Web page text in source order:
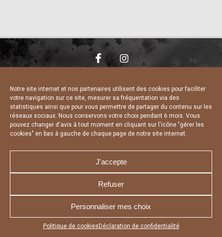
Notre site internet et nos partenaires utilisent des cookies pour faciliter
votre navigation sur ce site, mesurer sa fréquentation via des
statistiques ainsi que pour vous permettre de partager du contenu sur les
réseaux sociaux. Nous conservons votre choix pendant 6 mois. Vous
pouvez changer d'avis à tout moment en cliquant sur l'icône "gérer les
cookies" en bas à gauche de chaque page de notre site internet.
J'accepte
Refuser
Personnaliser mes choix
Politique de cookies Déclaration de confidentialité
Appuyez sur le bouton partager en bas de votre
CHARTE DE CONFIDENTIALITÉ
DÉCLARATION DE CONFIDENTIALITÉ
POLITIQUE D’UTILISATION DES COOKIES
RÉALISÉ PAR L’AGENCE WEB A3 WEB